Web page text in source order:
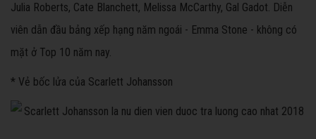
Julia Roberts, Cate Blanchett, Melissa McCarthy, Gal Gadot. Diễn
viên dẫn đầu bảng xếp hạng năm ngoái - Emma Stone - không có
mặt ở Top 10 năm nay.
* Vẻ bốc lửa của Scarlett Johansson